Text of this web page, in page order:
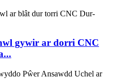
gywir ar dorri CNC